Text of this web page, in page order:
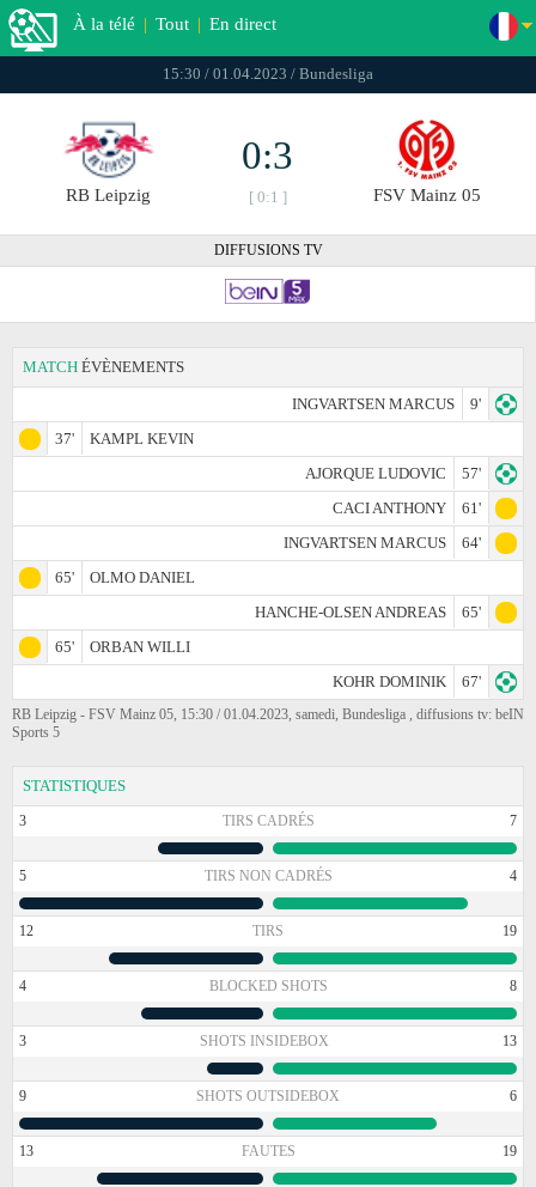
À la télé | Tout | En direct
15:30 / 01.04.2023 / Bundesliga
RB Leipzig
0:3
[ 0:1 ] FSV Mainz 05
DIFFUSIONS TV
MATCH ÉVÈNEMENTS
INGVARTSEN MARCUS
9'
37'
KAMPL KEVIN
AJORQUE LUDOVIC
57'
CACI ANTHONY
61'
INGVARTSEN MARCUS
64'
65'
OLMO DANIEL
HANCHE-OLSEN ANDREAS
65'
65'
ORBAN WILLI
KOHR DOMINIK
67'
RB Leipzig - FSV Mainz 05, 15:30 / 01.04.2023, samedi, Bundesliga , diffusions tv: beIN
Sports 5
STATISTIQUES
3 TIRS CADRÉS 7
5 TIRS NON CADRÉS 4
12 TIRS 19
4 BLOCKED SHOTS 8
3 SHOTS INSIDEBOX 13
9 SHOTS OUTSIDEBOX 6
13 FAUTES 19